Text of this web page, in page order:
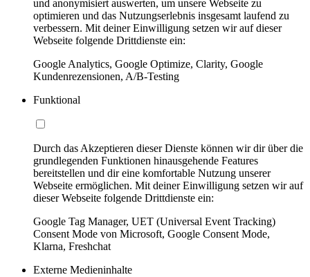
und anonymisiert auswerten, um unsere Webseite zu
optimieren und das Nutzungserlebnis insgesamt laufend zu
verbessern. Mit deiner Einwilligung setzen wir auf dieser
Webseite folgende Drittdienste ein:
Google Analytics, Google Optimize, Clarity, Google
Kundenrezensionen, A/B-Testing
Funktional
Durch das Akzeptieren dieser Dienste können wir dir über die
grundlegenden Funktionen hinausgehende Features
bereitstellen und dir eine komfortable Nutzung unserer
Webseite ermöglichen. Mit deiner Einwilligung setzen wir auf
dieser Webseite folgende Drittdienste ein:
Google Tag Manager, UET (Universal Event Tracking)
Consent Mode von Microsoft, Google Consent Mode,
Klarna, Freshchat
Externe Medieninhalte